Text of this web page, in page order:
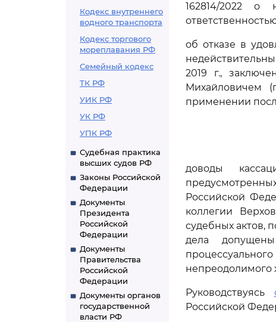
Кодекс внутреннего
водного транспорта
Кодекс торгового
мореплавания РФ
Семейный кодекс
ТК РФ
УИК РФ
УК РФ
УПК РФ
Судебная практика
высших судов РФ
Законы Российской
Федерации
Документы
Президента
Российской
Федерации
Документы
Правительства
Российской
Федерации
Документы органов
государственной
власти РФ
162814/2022 о
об отказе в
2019 г.,
Михайловичем
применении
доводы
Российской
коллегии
судебных актов,
дела
непреодолимого
Руководствуясь
Российской